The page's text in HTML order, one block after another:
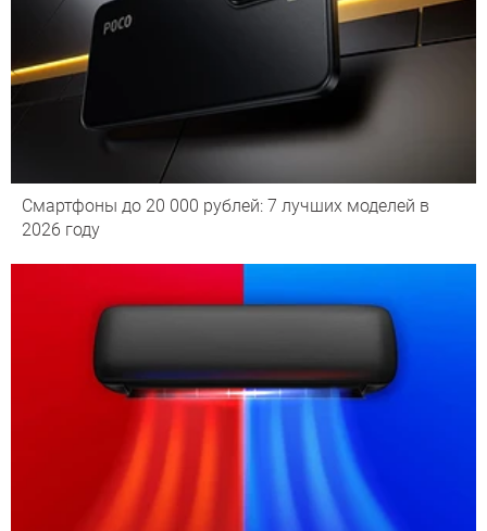
Смартфоны до 20 000 рублей: 7 лучших моделей в
2026 году